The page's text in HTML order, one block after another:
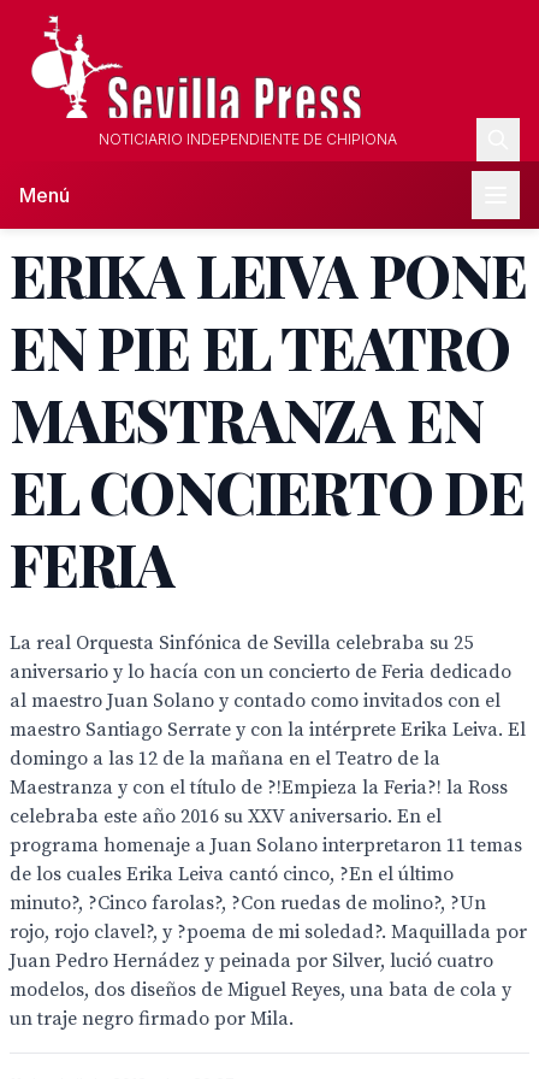
NOTICIARIO INDEPENDIENTE DE CHIPIONA
Menú
ERIKA LEIVA PONE
EN PIE EL TEATRO
MAESTRANZA EN
EL CONCIERTO DE
FERIA
La real Orquesta Sinfónica de Sevilla celebraba su 25
aniversario y lo hacía con un concierto de Feria dedicado
al maestro Juan Solano y contado como invitados con el
maestro Santiago Serrate y con la intérprete Erika Leiva. El
domingo a las 12 de la mañana en el Teatro de la
Maestranza y con el título de ?!Empieza la Feria?! la Ross
celebraba este año 2016 su XXV aniversario. En el
programa homenaje a Juan Solano interpretaron 11 temas
de los cuales Erika Leiva cantó cinco, ?En el último
minuto?, ?Cinco farolas?, ?Con ruedas de molino?, ?Un
rojo, rojo clavel?, y ?poema de mi soledad?. Maquillada por
Juan Pedro Hernádez y peinada por Silver, lució cuatro
modelos, dos diseños de Miguel Reyes, una bata de cola y
un traje negro firmado por Mila.